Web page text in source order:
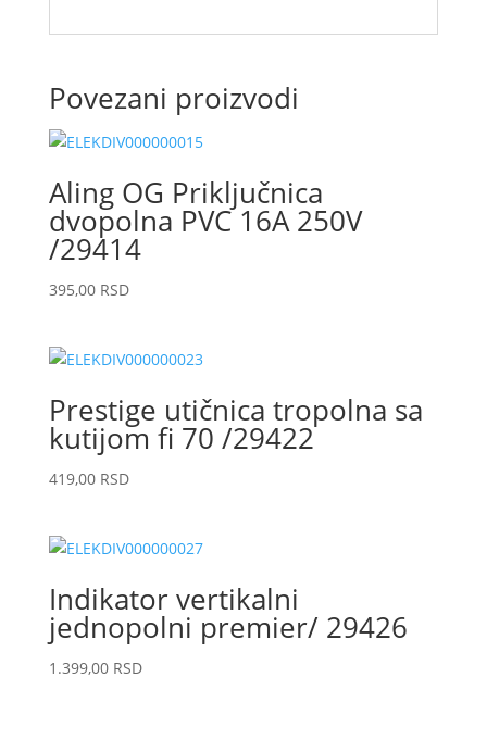
Povezani proizvodi
Aling OG Priključnica
dvopolna PVC 16A 250V
/29414
395,00 RSD
Prestige utičnica tropolna sa
kutijom fi 70 /29422
419,00 RSD
Indikator vertikalni
jednopolni premier/ 29426
1.399,00 RSD